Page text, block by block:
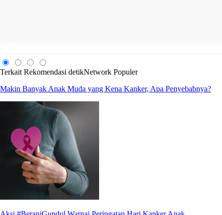
Terkait Rekomendasi detikNetwork Populer
Makin Banyak Anak Muda yang Kena Kanker, Apa Penyebabnya?